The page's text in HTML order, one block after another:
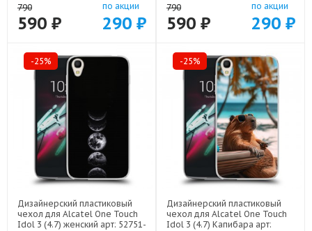
790
590 ₽
по акции
290 ₽
790
590 ₽
по акции
290 ₽
-25%
Дизайнерский пластиковый
чехол для Alcatel One Touch
Idol 3 (4.7) женский арт: 52751-
-25%
Дизайнерский пластиковый
чехол для Alcatel One Touch
Idol 3 (4.7) Капибара арт: